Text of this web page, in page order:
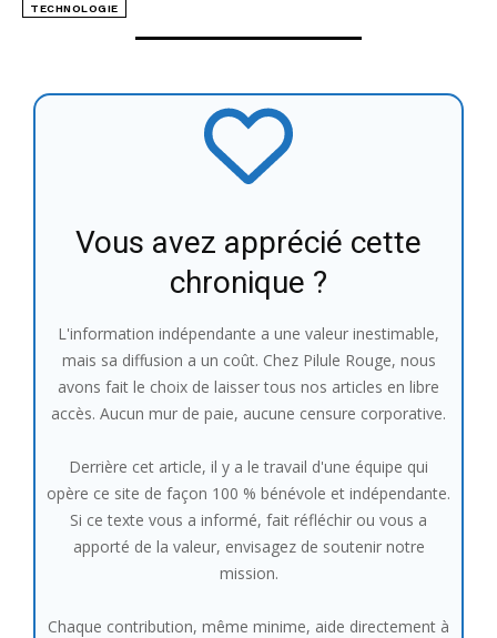
TECHNOLOGIE
Vous avez apprécié cette
chronique ?
L'information indépendante a une valeur inestimable,
mais sa diffusion a un coût. Chez Pilule Rouge, nous
avons fait le choix de laisser tous nos articles en libre
accès. Aucun mur de paie, aucune censure corporative.
Derrière cet article, il y a le travail d'une équipe qui
opère ce site de façon 100 % bénévole et indépendante.
Si ce texte vous a informé, fait réfléchir ou vous a
apporté de la valeur, envisagez de soutenir notre
mission.
Chaque contribution, même minime, aide directement à